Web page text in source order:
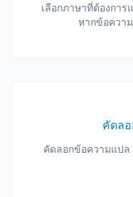
เลือกภาษาที่ต้องการ
หากข้อควา
คัดล
คัดลอกข้อความแปล